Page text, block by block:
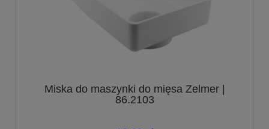
Miska do maszynki do mięsa Zelmer |
86.2103